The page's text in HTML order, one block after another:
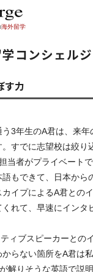
海外留学
コンシェルジ
す力
3年生のA君は、来
すでに志望校は絞り
当者がプライベート
もできて、日本から
イプによるA君との
れて、早速にインタ
ィブスピーカーとの
らない箇所をA君は
解りそうな英語で説